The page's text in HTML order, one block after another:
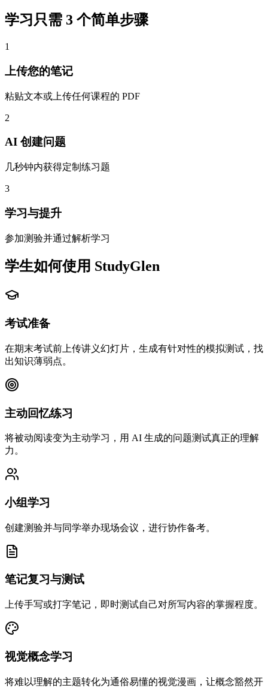
学习只需 3 个简单步骤
1
上传您的笔记
粘贴文本或上传任何课程的 PDF
2
AI 创建问题
几秒钟内获得定制练习题
3
学习与提升
参加测验并通过解析学习
学生如何使用 StudyGlen
考试准备
在期末考试前上传讲义幻灯片，生成有针对性的模拟测试，找
出知识薄弱点。
主动回忆练习
将被动阅读变为主动学习，用 AI 生成的问题测试真正的理解
力。
小组学习
创建测验并与同学举办现场会议，进行协作备考。
笔记复习与测试
上传手写或打字笔记，即时测试自己对所写内容的掌握程度。
视觉概念学习
将难以理解的主题转化为通俗易懂的视觉漫画，让概念豁然开